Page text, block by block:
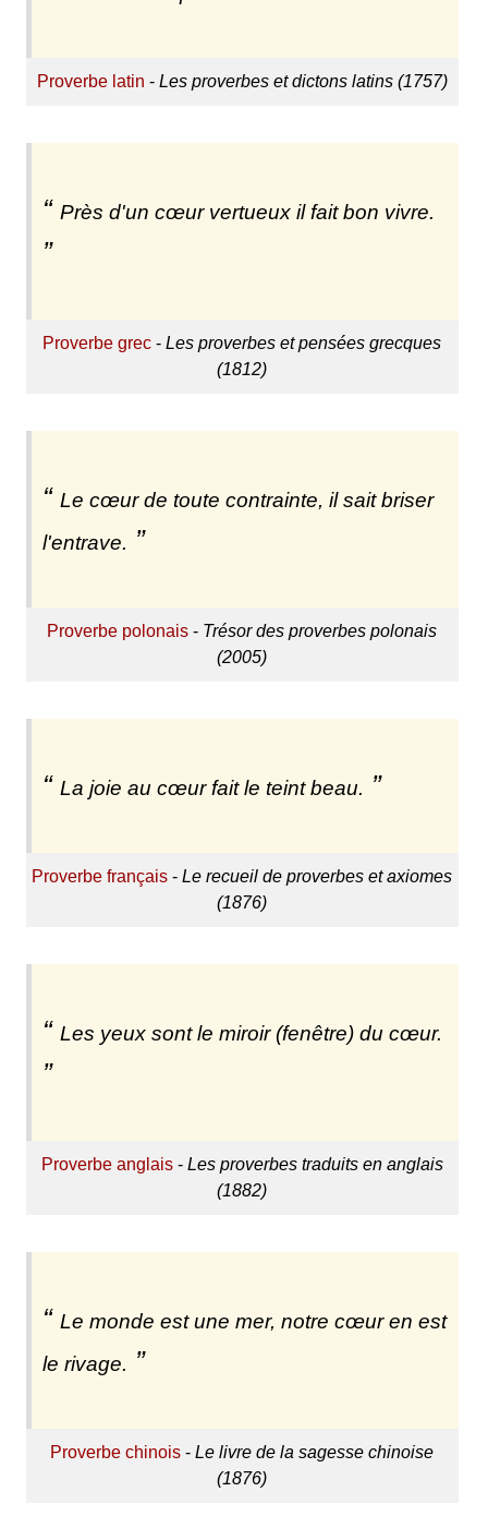
Proverbe latin - Les proverbes et dictons latins (1757)
Près d'un cœur vertueux il fait bon vivre.
Proverbe grec -Les proverbes et pensées grecques
(1812)
Le cœur de toute contrainte, il sait briser
l'entrave.
Proverbe polonais - Trésor des proverbes polonais
(2005)
La joie au cœur fait le teint beau.
Proverbe français -Le recueil de proverbes et axiomes
(1876)
Les yeux sont le miroir (fenêtre) du cœur.
Proverbe anglais- Les proverbes traduits en anglais
(1882)
Le monde est une mer, notre cœur en est
le rivage.
Proverbe chinois -Le livre de la sagesse chinoise
(1876)